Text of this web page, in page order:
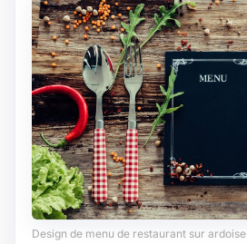
Design de menu de restaurant sur